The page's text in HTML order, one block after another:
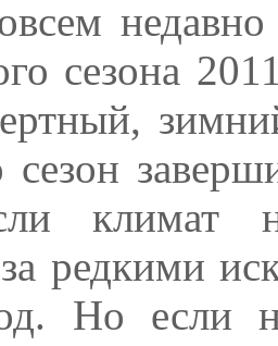
сезона
сезон
климат
за редкими
Но если